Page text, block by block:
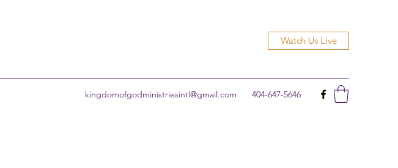
Watch Us Live
kingdomofgodministriesintl@gmail.com 404-647-5646